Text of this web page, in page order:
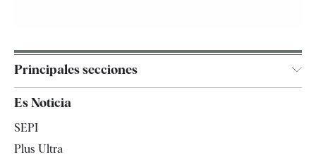
Principales secciones
España
Es Noticia
SEPI
Plus Ultra